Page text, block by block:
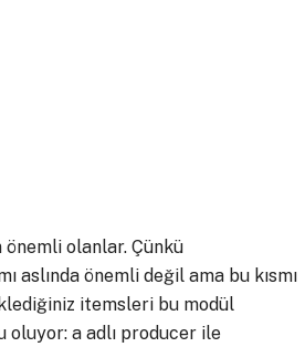
olanlar. Çünkü
aslında önemli değil ama bu kısmı
itemsleri bu modül
oluyor: a adlı producer ile